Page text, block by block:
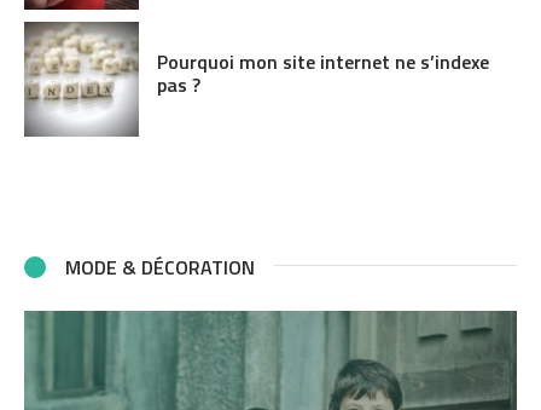
Pourquoi mon site internet ne s’indexe
pas ?
MODE & DÉCORATION